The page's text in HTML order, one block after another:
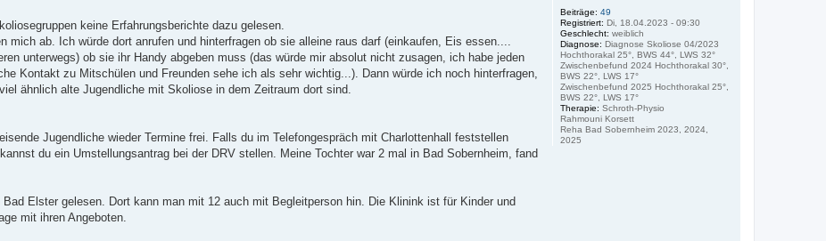
Beiträge: 49
Registriert: Di, 18.04.2023 - 09:30
Geschlecht: weiblich
Diagnose: Diagnose Skoliose 04/2023
Hochthorakal 25°, BWS 44°, LWS 32°
Zwischenbefund 2024 Hochthorakal 30°,
BWS 22°, LWS 17°
Zwischenbefund 2025 Hochthorakal 25°,
BWS 22°, LWS 17°
Therapie: Schroth-Physio
Rahmouni Korsett
Reha Bad Sobernheim 2023, 2024,
2025
keine Erfahrungsberichte dazu gelesen.
mich ab. Ich würde dort anrufen und hinterfragen ob sie alleine raus darf (einkaufen, Eis essen....
unterwegs) ob sie ihr Handy abgeben muss (das würde mir absolut nicht zusagen, ich habe jeden
Kontakt zu Mitschülen und Freunden sehe ich als sehr wichtig...). Dann würde ich noch hinterfragen,
ähnlich alte Jugendliche mit Skoliose in dem Zeitraum dort sind.
Jugendliche wieder Termine frei. Falls du im Telefongespräch mit Charlottenhall feststellen
du ein Umstellungsantrag bei der DRV stellen. Meine Tochter war 2 mal in Bad Sobernheim, fand
Elster gelesen. Dort kann man mit 12 auch mit Begleitperson hin. Die Klinink ist für Kinder und
mit ihren Angeboten.